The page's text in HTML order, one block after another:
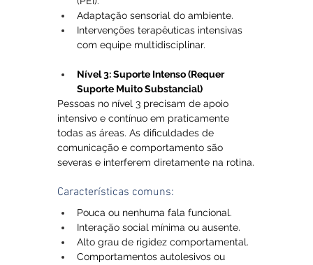
Adaptação sensorial do ambiente.
Intervenções terapêuticas intensivas
com equipe multidisciplinar.
Nível 3: Suporte Intenso (Requer
Suporte Muito Substancial)
Pessoas no nível 3 precisam de apoio
intensivo e contínuo em praticamente
todas as áreas. As dificuldades de
comunicação e comportamento são
severas e interferem diretamente na rotina.
Características comuns:
Pouca ou nenhuma fala funcional.
Interação social mínima ou ausente.
Alto grau de rigidez comportamental.
Comportamentos autolesivos ou